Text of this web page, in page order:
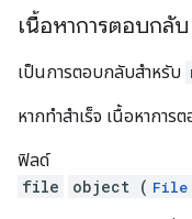
เนื้อหาการตอบกลับ
เป็นการตอบกลับสำหรับ
หากทำสำเร็จ เนื้อหากา
ฟิลด์
file
object ( File